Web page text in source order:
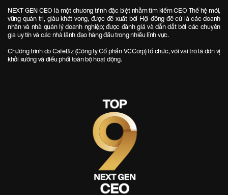
NEXT GEN CEO là một chương trình đặc biệt nhằm tìm kiếm CEO Thế hệ mới,
vững quản trị, giàu khát vọng, được đề xuất bởi Hội đồng đề cử là các doanh
nhân và nhà quản lý doanh nghiệp; được đánh giá và dẫn dắt bởi các chuyên
gia uy tín và các nhà lãnh đạo hàng đầu trong nhiều lĩnh vực.
Chương trình do CafeBiz (Công ty Cổ phần VCCorp) tổ chức, với vai trò là đơn vị
khởi xướng và điều phối toàn bộ hoạt động.